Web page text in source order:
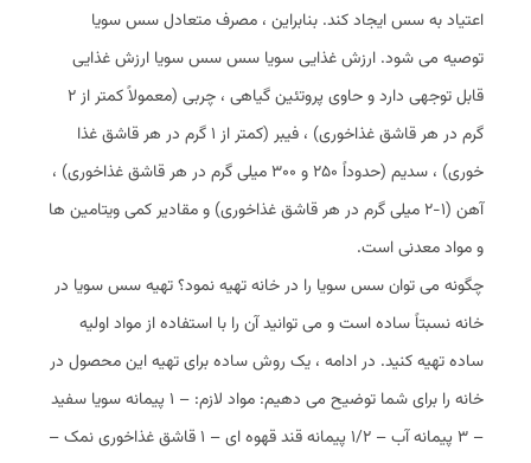
اعتیاد به سس ایجاد کند. بنابراین ، مصرف متعادل سس سویا
توصیه می‌ شود. ارزش غذایی سویا سس سس سویا ارزش غذایی
قابل توجهی دارد و حاوی پروتئین گیاهی ، چربی (معمولاً کمتر از 2
گرم در هر قاشق غذاخوری) ، فیبر (کمتر از 1 گرم در هر قاشق غذا
خوری) ، سدیم (حدوداً 250 و 300 میلی‌ گرم در هر قاشق غذاخوری) ،
آهن (1-2 میلی ‌گرم در هر قاشق غذاخوری) و مقادیر کمی ویتامین ‌ها
و مواد معدنی است.
چگونه می‌ توان سس سویا را در خانه تهیه نمود؟ تهیه سس سویا در
خانه نسبتاً ساده است و می ‌توانید آن را با استفاده از مواد اولیه
ساده تهیه کنید. در ادامه ، یک روش ساده برای تهیه این محصول در
خانه را برای شما توضیح می ‌دهیم: مواد لازم: – 1 پیمانه سویا سفید
– 3 پیمانه آب – 1/2 پیمانه قند قهوه‌ ای – 1 قاشق غذاخوری نمک –